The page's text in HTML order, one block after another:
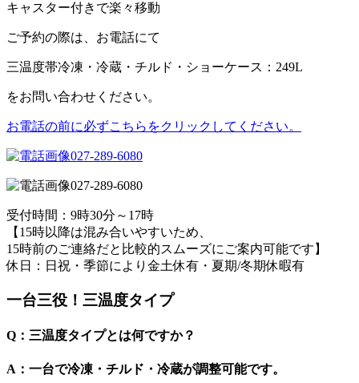
キャスター付きで楽々移動
ご予約の際は、お電話にて
三温度帯冷凍・冷蔵・チルド・ショーケース：249L
をお問い合わせください。
お電話の前に必ずこちらをクリックしてください。
027-289-6080
027-289-6080
受付時間：9時30分～17時
【15時以降は混み合いやすいため、
15時前のご連絡だと比較的スムーズにご案内可能です】
休日：日祝・季節により金土休有・夏期/冬期休暇有
一台三役！三温度タイプ
Q：三温度タイプとは何ですか？
A：一台で冷凍・チルド・冷蔵が調整可能です。